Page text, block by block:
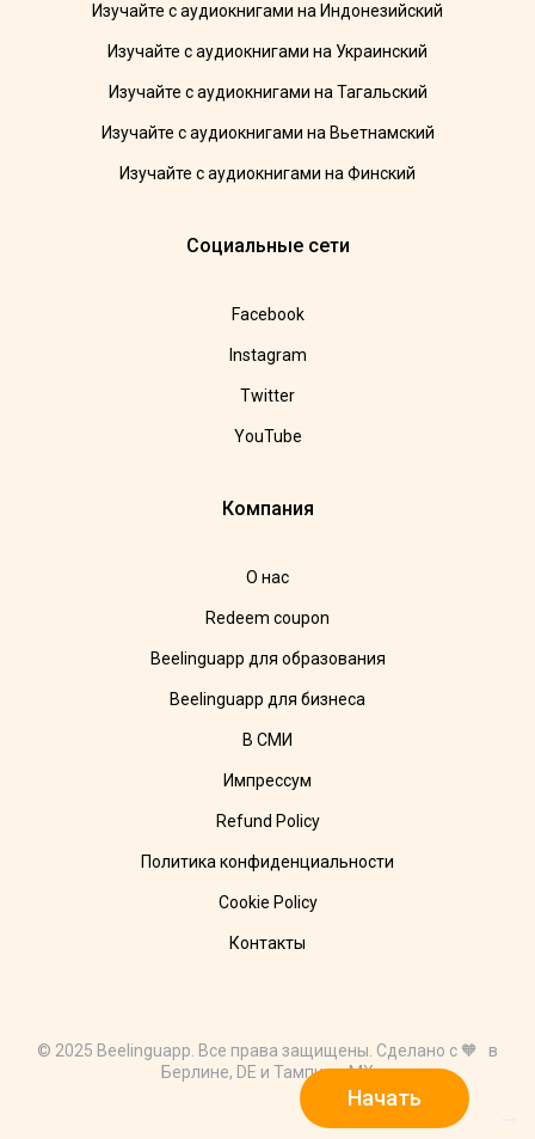
Начать
Изучайте с аудиокнигами на Индонезийский
Изучайте с аудиокнигами на Украинский
Изучайте с аудиокнигами на Тагальский
Изучайте с аудиокнигами на Вьетнамский
Изучайте с аудиокнигами на Финский
Социальные сети
Facebook
Instagram
Twitter
YouTube
Компания
О нас
Redeem coupon
Beelinguapp для образования
Beelinguapp для бизнеса
В СМИ
Импрессум
Refund Policy
Политика конфиденциальности
Cookie Policy
Контакты
© 2025 Beelinguapp. Все права защищены. Сделано с 🧡 в
Берлине, DE и Тампико, MX